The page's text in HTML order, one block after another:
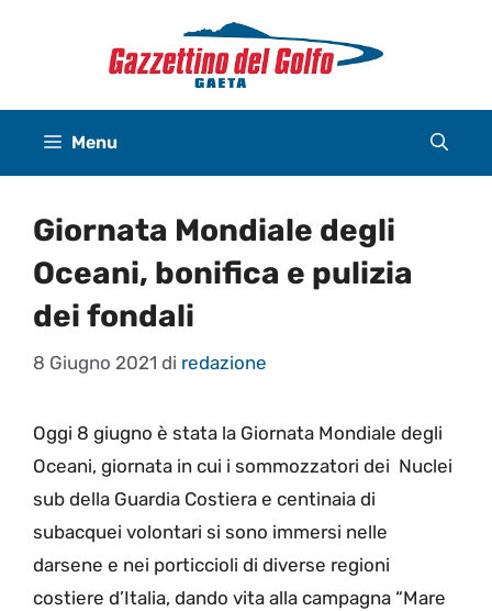
Menu
Giornata Mondiale degli
Oceani, bonifica e pulizia
dei fondali
8 Giugno 2021 di redazione
Oggi 8 giugno è stata la Giornata Mondiale degli
Oceani, giornata in cui i sommozzatori dei Nuclei
sub della Guardia Costiera e centinaia di
subacquei volontari si sono immersi nelle
darsene e nei porticcioli di diverse regioni
costiere d’Italia, dando vita alla campagna “Mare